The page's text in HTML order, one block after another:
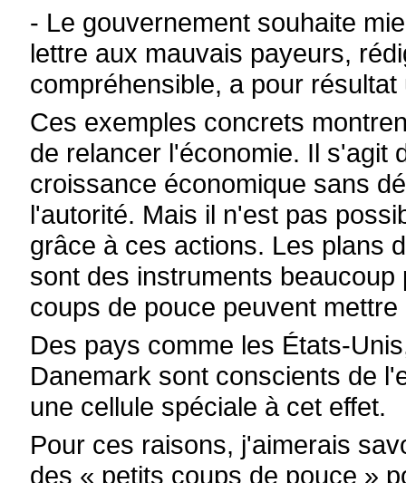
- Le gouvernement souhaite
lettre aux mauvais payeurs,
compréhensible, a pour
Ces exemples concrets
de relancer l'économie. Il s'agit
croissance économique sans
l'autorité. Mais il n'est pas
grâce à ces actions. Les plans
sont des instruments
coups de pouce peuvent
Des pays comme les États-
Danemark sont conscients de
une cellule spéciale à cet effet.
Pour ces raisons, j'aimerais
des « petits coups de pouce »